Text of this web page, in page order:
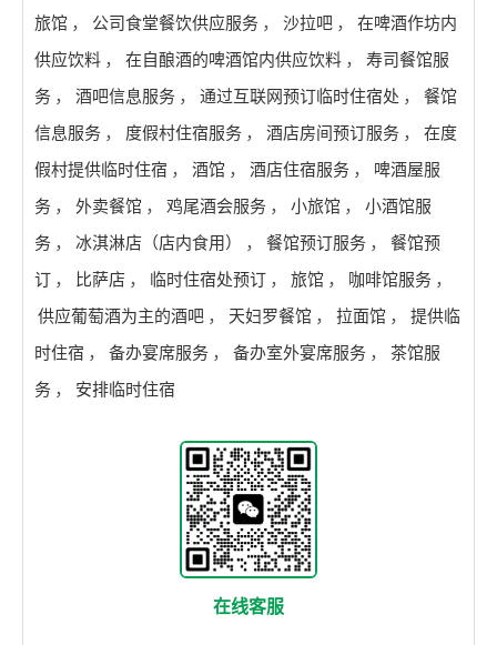
旅馆 ， 公司食堂餐饮供应服务 ， 沙拉吧 ，
在啤酒作坊内
供应饮料 ， 在自酿酒的啤酒馆内供应饮料 ，
寿司餐馆服
务 ， 酒吧信息服务 ， 通过互联网预订临时住宿处 ，
餐馆
信息服务 ， 度假村住宿服务 ， 酒店房间预订服务 ，
在度
假村提供临时住宿 ， 酒馆 ， 酒店住宿服务 ，
啤酒屋服
务 ， 外卖餐馆 ， 鸡尾酒会服务 ， 小旅馆 ，
小酒馆服
务 ， 冰淇淋店（店内食用） ， 餐馆预订服务 ，
餐馆预
订 ， 比萨店 ， 临时住宿处预订 ， 旅馆 ， 咖啡馆服务 ，
供应葡萄酒为主的酒吧 ， 天妇罗餐馆 ， 拉面馆 ，
提供临
时住宿 ， 备办宴席服务 ， 备办室外宴席服务 ，
茶馆服
务 ， 安排临时住宿
在线客服